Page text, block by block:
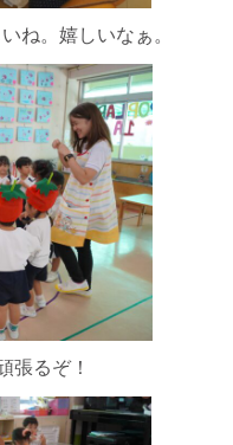
ね。嬉しいなぁ。
張るぞ！